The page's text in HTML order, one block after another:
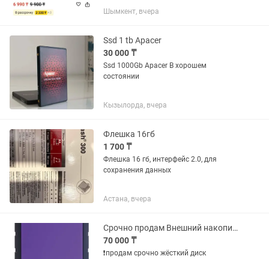
Шымкент, вчера
Ssd 1 tb Apacer
30 000 ₸
Ssd 1000Gb Apacer В хорошем
состоянии
Кызылорда, вчера
Флешка 16гб
1 700 ₸
Флешка 16 гб, интерфейс 2.0, для
сохранения данных
Астана, вчера
Срочно продам Внешний накопитель Transcend 4ТВ фиолетовый
70 000 ₸
❗️продам срочно жёсткий диск